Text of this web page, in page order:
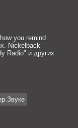
you remind
Nickelback
Radio" и других